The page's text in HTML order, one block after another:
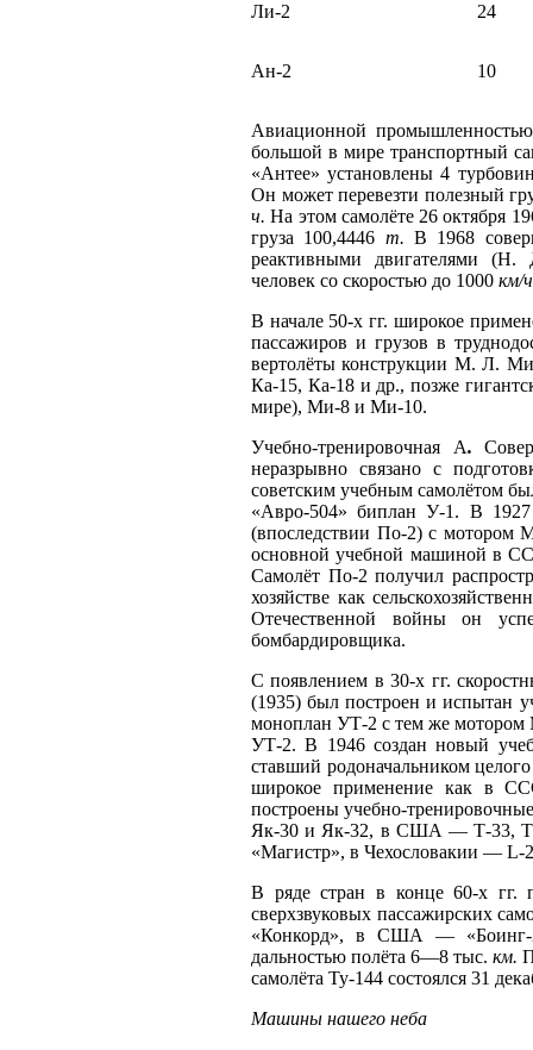
Ли-2 24
Ан-2 10
Авиационной
большой в мире транспортный
«Антее» установлены 4
Он может перевезти полезный
ч. На этом самолёте 26 октября
груза 100,4446 т. В 1968
реактивными двигателями (Н.
человек со скоростью до 1000 км/ч
В начале 50-х гг. широкое
пассажиров и грузов в
вертолёты конструкции М. Л.
Ка-15, Ка-18 и др., позже
мире), Ми-8 и Ми-10.
Учебно-тренировочная А.
неразрывно связано с
советским учебным самолётом
«Авро-504» биплан У-1. В 1927
(впоследствии По-2) с
основной учебной машиной в
Самолёт По-2 получил
хозяйстве как
Отечественной войны он
бомбардировщика.
С появлением в 30-х гг.
(1935) был построен и испытан
моноплан УТ-2 с тем же
УТ-2. В 1946 создан новый
ставший родоначальником
широкое применение как в
построены учебно-
Як-30 и Як-32, в США — Т-33,
«Магистр», в Чехословакии —
В ряде стран в конце 60-х гг.
сверхзвуковых пассажирских
«Конкорд», в США — «Боинг-
дальностью полёта 6—8 тыс. км.
самолёта Ту-144 состоялся 31
Машины нашего неба